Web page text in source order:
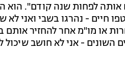
לפחות שנה קודם". הוא
חטופים שנחטפו חיים - נהרגו
או מו"מ אחר להחזיר
- אני לא חושב